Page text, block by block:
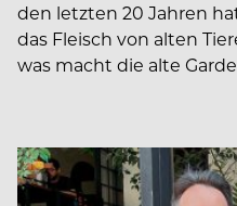
den letzten 20 Jahren
das Fleisch von alten
was macht die alte